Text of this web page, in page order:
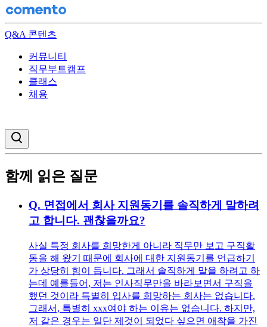
Q&A 콘텐츠
커뮤니티
직무부트캠프
클래스
채용
함께 읽은 질문
Q. 면접에서 회사 지원동기를 솔직하게 말하려
고 합니다. 괜찮을까요?
사실 특정 회사를 희망한게 아니라 직무만 보고 구직활
동을 해 왔기 때문에 회사에 대한 지원동기를 언급하기
가 상당히 힘이 듭니다. 그래서 솔직하게 말을 하려고 하
는데 예를들어, 저는 인사직무만을 바라보면서 구직을
했던 것이라 특별히 입사를 희망하는 회사는 없습니다.
그래서, 특별히 xxx여야 하는 이유는 없습니다. 하지만,
저 같은 경우는 일단 제것이 되었다 싶으면 애착을 가진